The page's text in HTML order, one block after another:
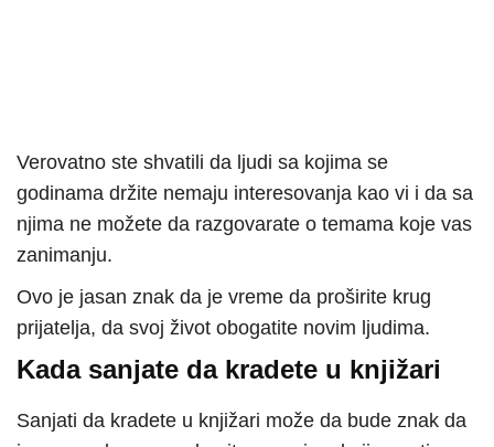
Verovatno ste shvatili da ljudi sa kojima se
godinama držite nemaju interesovanja kao vi i da sa
njima ne možete da razgovarate o temama koje vas
zanimanju.
Ovo je jasan znak da je vreme da proširite krug
prijatelja, da svoj život obogatite novim ljudima.
Kada sanjate da kradete u knjižari
Sanjati da kradete u knjižari može da bude znak da